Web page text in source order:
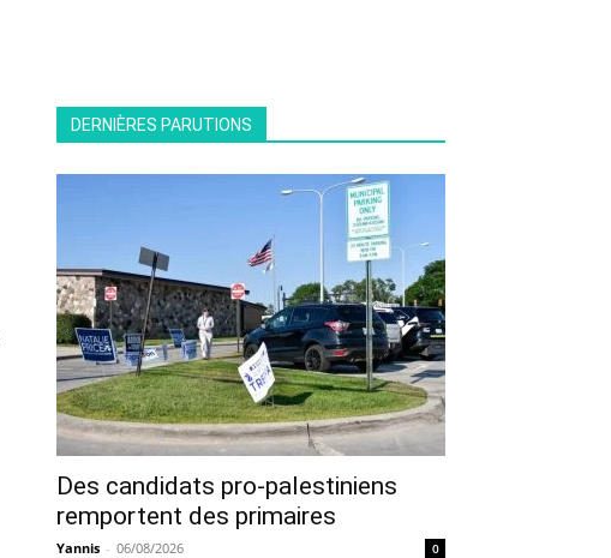
DERNIÈRES PARUTIONS
Des candidats pro-palestiniens
remportent des primaires
Yannis - 06/08/2026 0